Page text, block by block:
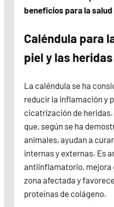
beneficios para la
Caléndula para
piel y las heridas
La caléndula se ha
reducir la inflamación y
cicatrización de
que, según se ha
animales, ayudan a
internas y externas. Es
antiinflamatorio, mejora
zona afectada y
proteínas de colágeno.